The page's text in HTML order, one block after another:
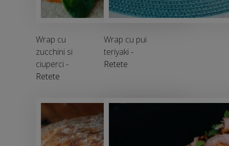
Wrap cu
zucchini si
ciuperci-
Retete
Wrap cu pui
teriyaki-
Retete